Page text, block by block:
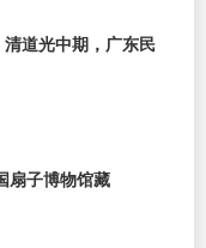
道光中期，广东民
扇子博物馆藏